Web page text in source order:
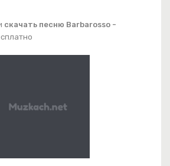
скачать песню Barbarosso -